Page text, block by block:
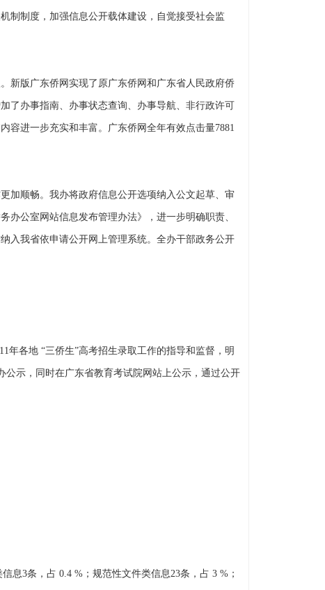
制度，加强信息公开载体建设，自觉接受社会监
版广东侨网实现了原广东侨网和广东省人民政府侨
了办事指南、办事状态查询、办事导航、非行政许可
容进一步充实和丰富。广东侨网全年有效点击量7881
顺畅。我办将政府信息公开选项纳入公文起草、审
办公室网站信息发布管理办法》，进一步明确职责、
入我省依申请公开网上管理系统。全办干部政务公开
各地 “三侨生”高考招生录取工作的指导和监督，明
公示，同时在广东省教育考试院网站上公示，通过公开
3条，占 0.4 %；规范性文件类信息23条，占 3 %；